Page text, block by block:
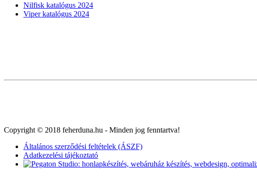
Nilfisk katalógus 2024
Viper katalógus 2024
Copyright © 2018 feherduna.hu - Minden jog fenntartva!
Általános szerződési feltételek (ÁSZF)
Adatkezelési tájékoztató